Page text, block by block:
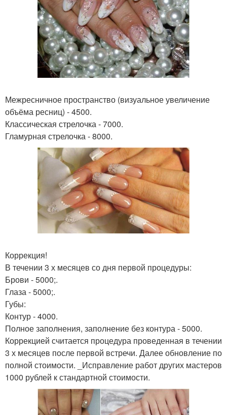
Межресничное пространство (визуальное увеличение
объёма ресниц) - 4500.
Классическая стрелочка - 7000.
Гламурная стрелочка - 8000.
Коррекция!
В течении 3 х месяцев со дня первой процедуры:
Брови - 5000;.
Глаза - 5000;.
Губы:
Контур - 4000.
Полное заполнения, заполнение без контура - 5000.
Коррекцией считается процедура проведенная в течении
3 х месяцев после первой встречи. Далее обновление по
полной стоимости. _Исправление работ других мастеров
1000 рублей к стандартной стоимости.